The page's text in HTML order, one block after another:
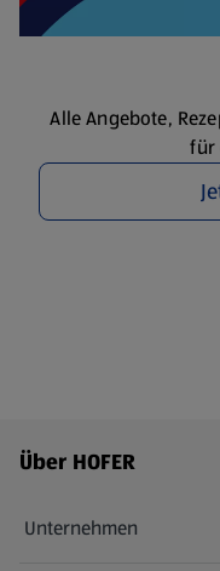
Alle Angebote,
für
Fußzeilenmenü - weitere
Über HOFER
Unternehmen